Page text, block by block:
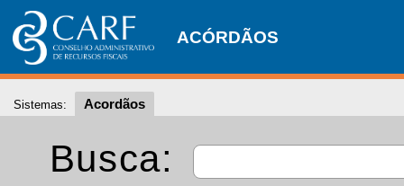
ACÓRDÃOS
Sistemas: Acordãos
Busca: